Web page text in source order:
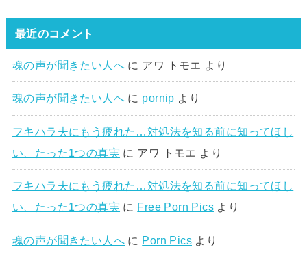
最近のコメント
魂の声が聞きたい人へ に アワ トモエ より
魂の声が聞きたい人へ に pornip より
フキハラ夫にもう疲れた…対処法を知る前に知ってほし
い、たった1つの真実 に アワ トモエ より
フキハラ夫にもう疲れた…対処法を知る前に知ってほし
い、たった1つの真実 に Free Porn Pics より
魂の声が聞きたい人へ に Porn Pics より